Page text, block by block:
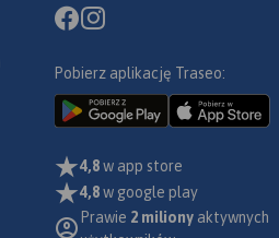
Pobierz aplikację Traseo:
4,8w app store
4,8w google play
Prawie 2 miliony aktywnych